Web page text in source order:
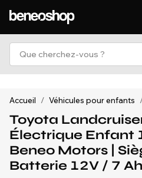
Accueil / Véhicules pour enfants
Toyota
Électrique Enfant
Beneo Motors |
Batterie 12V / 7